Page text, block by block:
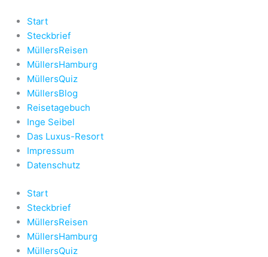
Inhalt
springen
Start
Steckbrief
MüllersReisen
MüllersHamburg
MüllersQuiz
MüllersBlog
Reisetagebuch
Inge Seibel
Das Luxus-Resort
Impressum
Datenschutz
Start
Steckbrief
MüllersReisen
MüllersHamburg
MüllersQuiz